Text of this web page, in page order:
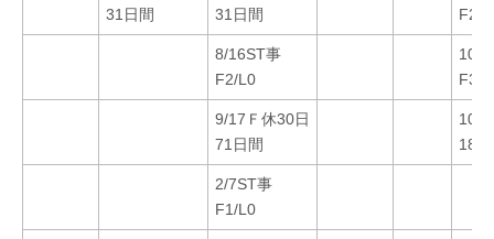
31日間
31日間
F2/
8/16ST事
F2/L0
10/
F3/
9/17Ｆ休30日
71日間
10/
182
2/7ST事
F1/L0